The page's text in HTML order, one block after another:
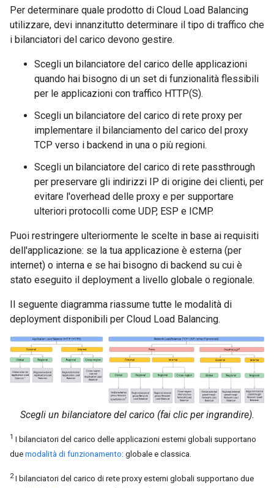
Per determinare quale prodotto di Cloud Load Balancing
utilizzare, devi innanzitutto determinare il tipo di traffico che
i bilanciatori del carico devono gestire.
Scegli un bilanciatore del carico delle applicazioni
quando hai bisogno di un set di funzionalità flessibili
per le applicazioni con traffico HTTP(S).
Scegli un bilanciatore del carico di rete proxy per
implementare il bilanciamento del carico del proxy
TCP verso i backend in una o più regioni.
Scegli un bilanciatore del carico di rete passthrough
per preservare gli indirizzi IP di origine dei clienti, per
evitare l'overhead delle proxy e per supportare
ulteriori protocolli come UDP, ESP e ICMP.
Puoi restringere ulteriormente le scelte in base ai requisiti
dell'applicazione: se la tua applicazione è esterna (per
internet) o interna e se hai bisogno di backend su cui è
stato eseguito il deployment a livello globale o regionale.
Il seguente diagramma riassume tutte le modalità di
deployment disponibili per Cloud Load Balancing.
Scegli un bilanciatore del carico (fai clic per ingrandire).
1 I bilanciatori del carico delle applicazioni esterni globali supportano
due modalità di funzionamento: globale e classica.
2I bilanciatori del carico di rete proxy esterni globali supportano due